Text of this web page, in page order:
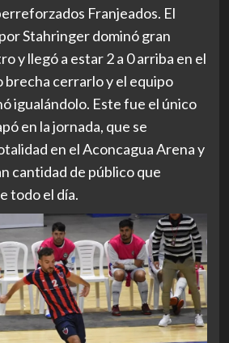
Franjeados. El
Stahringer dominó gran
y llegó a estar 2 a 0 arriba en el
brecha cerrarlo y el equipo
igualándolo. Este fue el único
en la jornada, que se
en el Aconcagua Arena y
cantidad de público que
todo el día.